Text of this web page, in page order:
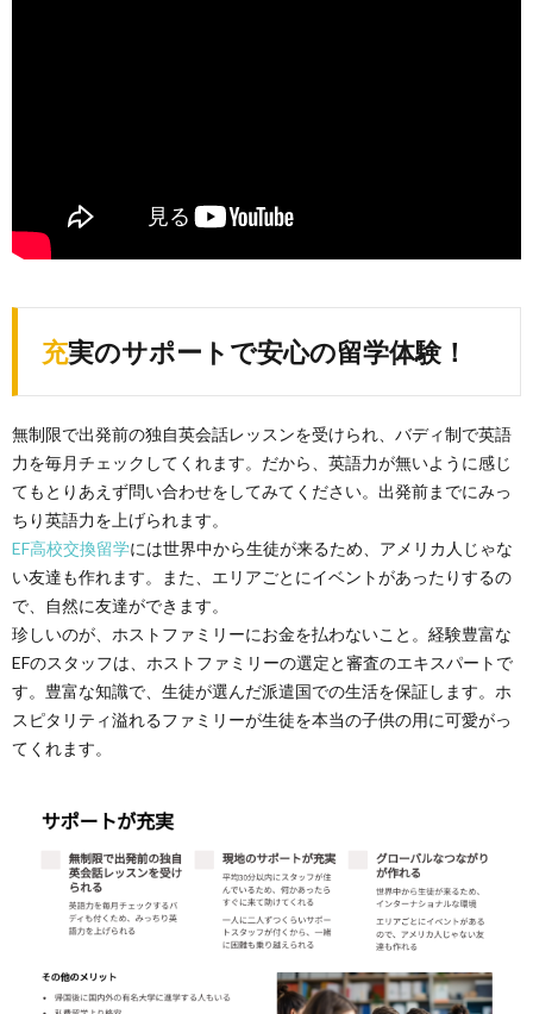
充実のサポートで安心の留学体験！
無制限で出発前の独自英会話レッスンを受けられ、バディ制で英語
力を毎月チェックしてくれます。だから、英語力が無いように感じ
てもとりあえず問い合わせをしてみてください。出発前までにみっ
ちり英語力を上げられます。
EF高校交換留学には世界中から生徒が来るため、アメリカ人じゃな
い友達も作れます。また、エリアごとにイベントがあったりするの
で、自然に友達ができます。
珍しいのが、ホストファミリーにお金を払わないこと。経験豊富な
EFのスタッフは、ホストファミリーの選定と審査のエキスパートで
す。豊富な知識で、生徒が選んだ派遣国での生活を保証します。ホ
スピタリティ溢れるファミリーが生徒を本当の子供の用に可愛がっ
てくれます。